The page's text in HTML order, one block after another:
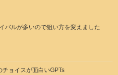
バルが多いので狙い方を変えました
ョイスが面白いGPTs